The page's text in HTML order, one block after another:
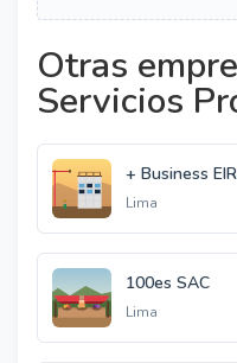
Otras
Servicios
+ Business
Lima
100es SAC
Lima